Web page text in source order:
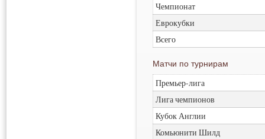
Чемпионат
Еврокубки
Всего
Матчи по турнирам
Премьер-лига
Лига чемпионов
Кубок Англии
Комьюнити Шилд